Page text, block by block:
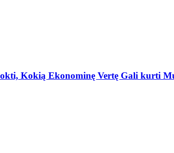
Kokią Ekonominę Vertę Gali kurti